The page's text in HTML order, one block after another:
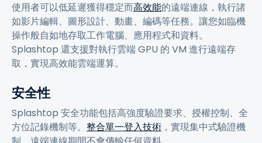
使用者可以低延遲獲得穩定而高效能的遠端連線，執行諸
如影片編輯、圖形設計、動畫、編碼等任務。讓您如臨機
操作般自如地存取工作電腦、應用程式和資料。
Splashtop 還支援對執行雲端 GPU 的 VM 進行遠端存
取，實現高效能雲端運算。
安全性
Splashtop 安全功能包括高強度驗證要求、授權控制、全
方位記錄機制等。 整合單一登入技術 ，實現集中式驗證機